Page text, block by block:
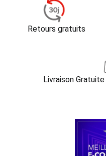
Retours gratuits
Livraison Gratuite